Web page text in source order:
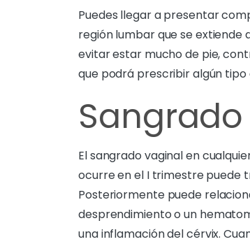
Puedes llegar a presentar
región lumbar que se extiende
evitar estar mucho de pie,
que podrá prescribir algún tipo
El sangrado vaginal en
ocurre en el I trimestre puede
Posteriormente puede
desprendimiento o un
una inflamación del cérvix.